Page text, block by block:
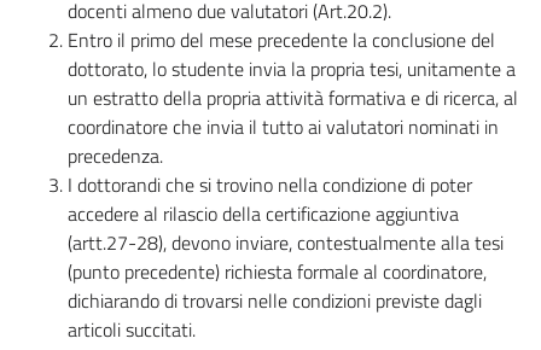
docenti almeno due valutatori (Art.20.2).
Entro il primo del mese precedente la conclusione del
dottorato, lo studente invia la propria tesi, unitamente a
un estratto della propria attività formativa e di ricerca, al
coordinatore che invia il tutto ai valutatori nominati in
precedenza.
I dottorandi che si trovino nella condizione di poter
accedere al rilascio della certificazione aggiuntiva
(artt.27-28), devono inviare, contestualmente alla tesi
(punto precedente) richiesta formale al coordinatore,
dichiarando di trovarsi nelle condizioni previste dagli
articoli succitati.